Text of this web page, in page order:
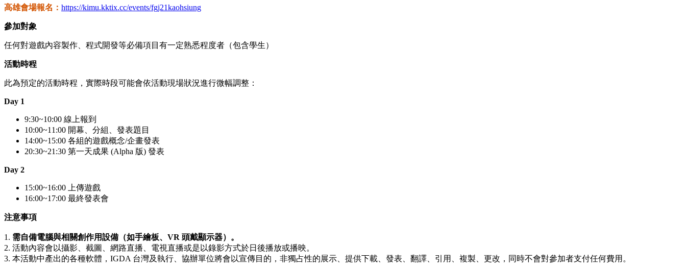
高雄會場報名： https://kimu.kktix.cc/events/fgj21kaohsiung
參加對象
任何對遊戲內容製作、程式開發等必備項目有一定熟悉程度者（包含學生）
活動時程
此為預定的活動時程，實際時段可能會依活動現場狀況進行微幅調整：
Day 1
9:30~10:00 線上報到
10:00~11:00 開幕、分組、發表題目
14:00~15:00 各組的遊戲概念/企畫發表
20:30~21:30 第一天成果 (Alpha 版) 發表
Day 2
15:00~16:00 上傳遊戲
16:00~17:00 最終發表會
注意事項
1. 需自備電腦與相關創作用設備 （如手繪板、VR 頭戴顯示器）。
2. 活動內容會以攝影、截圖、網路直播、電視直播或是以錄影方式於日後播放或播映。
3. 本活動中產出的各種軟體，IGDA 台灣及執行、協辦單位將會以宣傳目的，非獨占性的展示、提供下載、發表、翻譯、引用、複製、更改，同時不會對參加者支付任何費用。